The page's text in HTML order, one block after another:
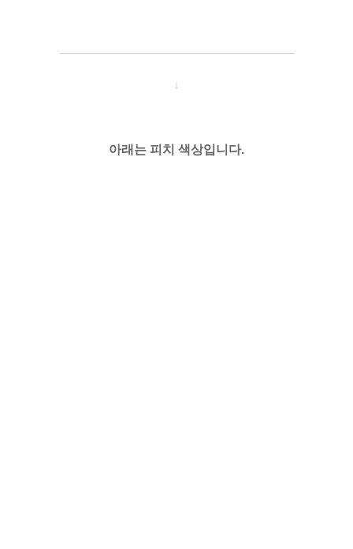
───────────────────────────
↓
아래는 피치 색상입니다.